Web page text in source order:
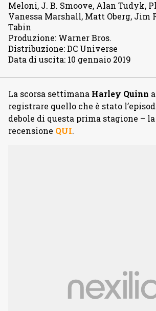
Meloni, J. B. Smoove, Alan Tudyk,
Vanessa Marshall, Matt Oberg, Jim
Tabin
Produzione: Warner Bros.
Distribuzione:DC Universe
Data di uscita: 10 gennaio 2019
La scorsa settimana Harley Quinn
registrare quello che è stato
debole di questa prima stagione –
recensione QUI.